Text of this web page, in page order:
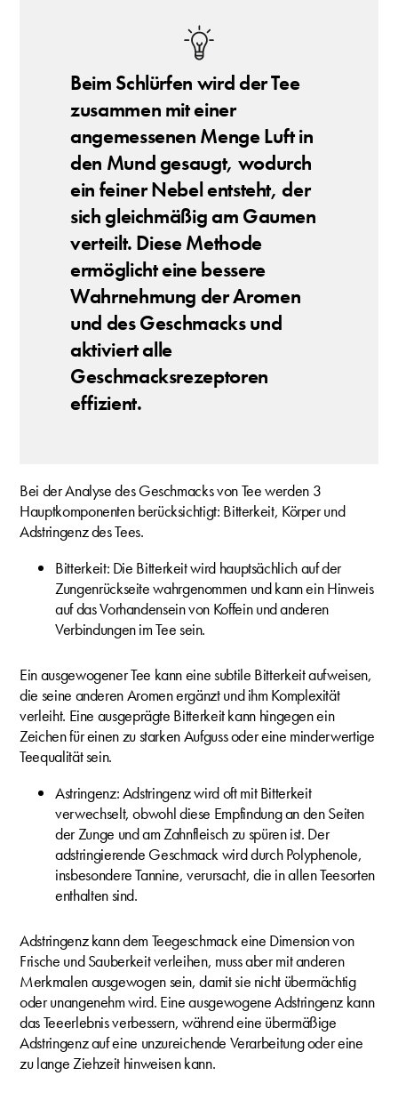
Beim Schlürfen wird der Tee
zusammen mit einer
angemessenen Menge Luft in
den Mund gesaugt, wodurch
ein feiner Nebel entsteht, der
sich gleichmäßig am Gaumen
verteilt. Diese Methode
ermöglicht eine bessere
Wahrnehmung der Aromen
und des Geschmacks und
aktiviert alle
Geschmacksrezeptoren
effizient.
Bei der Analyse des Geschmacks von Tee werden 3
Hauptkomponenten berücksichtigt: Bitterkeit, Körper und
Adstringenz des Tees.
Bitterkeit: Die Bitterkeit wird hauptsächlich auf der
Zungenrückseite wahrgenommen und kann ein Hinweis
auf das Vorhandensein von Koffein und anderen
Verbindungen im Tee sein.
Ein ausgewogener Tee kann eine subtile Bitterkeit aufweisen,
die seine anderen Aromen ergänzt und ihm Komplexität
verleiht. Eine ausgeprägte Bitterkeit kann hingegen ein
Zeichen für einen zu starken Aufguss oder eine minderwertige
Teequalität sein.
Astringenz: Adstringenz wird oft mit Bitterkeit
verwechselt, obwohl diese Empfindung an den Seiten
der Zunge und am Zahnfleisch zu spüren ist. Der
adstringierende Geschmack wird durch Polyphenole,
insbesondere Tannine, verursacht, die in allen Teesorten
enthalten sind.
Adstringenz kann dem Teegeschmack eine Dimension von
Frische und Sauberkeit verleihen, muss aber mit anderen
Merkmalen ausgewogen sein, damit sie nicht übermächtig
oder unangenehm wird. Eine ausgewogene Adstringenz kann
das Teeerlebnis verbessern, während eine übermäßige
Adstringenz auf eine unzureichende Verarbeitung oder eine
zu lange Ziehzeit hinweisen kann.